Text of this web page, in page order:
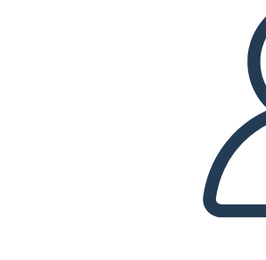
Kopieer dit
MAAK EEN
DIAVOORSTELLING
LEES MIJ